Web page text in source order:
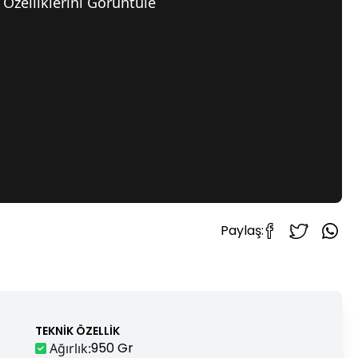
Paylaş:
TEKNIK ÖZELLIK
Ağırlık:950 Gr